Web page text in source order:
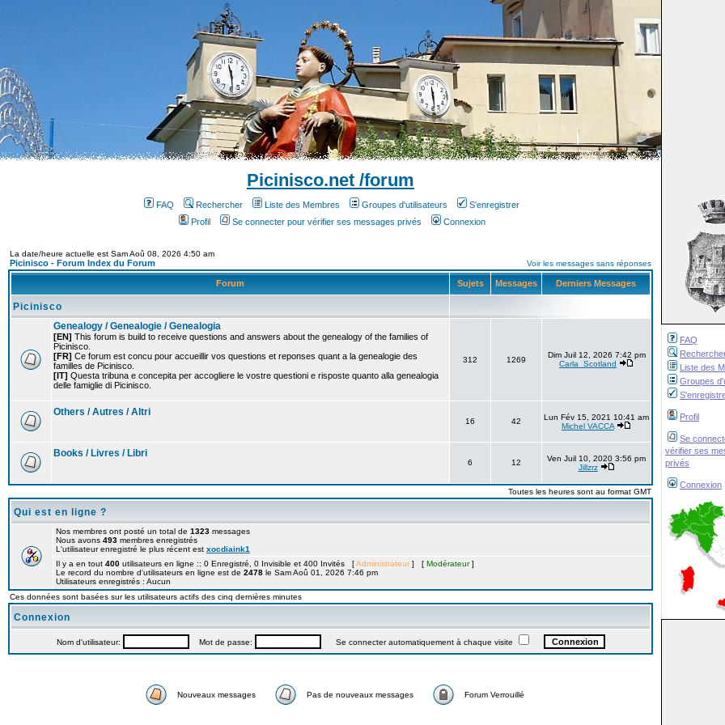
FAQ
Liste des
Groupes
Profil
Se
vérifier ses
privés
Connexion
Picinisco.net /forum
FAQ Rechercher Liste des Membres Groupes d'utilisateurs
S'enregistrer
Profil
Se connecter pour vérifier ses messages privés Connexion
La date/heure actuelle est Sam Aoû 08, 2026 4:50 am
Picinisco - Forum Index du Forum Voir les messages sans réponses
Forum Sujets Messages Derniers Messages
Picinisco
Genealogy / Genealogie / Genealogia
[EN] This forum is build to receive questions and answers about the genealogy of the families of
Picinisco.
[FR] Ce forum est concu pour accueillir vos questions et reponses quant a la genealogie des
familles de Picinisco.
[IT] Questa tribuna e concepita per accogliere le vostre questioni e risposte quanto alla genealogia
delle famiglie di Picinisco.
312 1269
Dim Juil 12, 2026 7:42 pm
Carla_Scotland
Others / Autres / Altri
16 42
Lun Fév 15, 2021 10:41 am
Michel VACCA
Books / Livres / Libri
6 12
Ven Juil 10, 2020 3:56 pm
Jillzrz
Toutes les heures sont au format GMT
Qui est en ligne ?
Nos membres ont posté un total de 1323 messages
Nous avons 493 membres enregistrés
L'utilisateur enregistré le plus récent est xocdiaink1
Il y a en tout 400 utilisateurs en ligne :: 0 Enregistré, 0 Invisible et 400 Invités [Administrateur ] [ Modérateur]
Le record du nombre d'utilisateurs en ligne est de 2478 le Sam Aoû 01, 2026 7:46 pm
Utilisateurs enregistrés : Aucun
Ces données sont basées sur les utilisateurs actifs des cinq dernières minutes
Connexion
Nom d'utilisateur: Mot de passe: Se connecter automatiquement à chaque visite
Nouveaux messages Pas de nouveaux messages Forum Verrouillé